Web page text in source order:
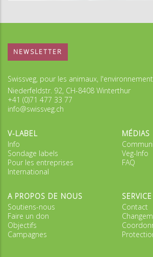
NEWSLETTER
Swissveg, pour les animaux,
Niederfeldstr. 92, CH-8408 Winterthur
+41 (0)71 477 33 77
info@swissveg.ch
V-LABEL
Info
Sondage labels
Pour les entreprises
International
MÉDIAS
Veg-Info
FAQ
A PROPOS DE NOUS
Soutiens-nous
Faire un don
Objectifs
Campagnes
SERVICE
Contact